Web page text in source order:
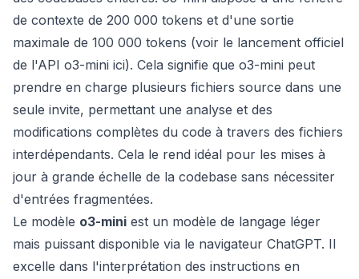
de contexte de 200 000 tokens et d'une sortie
maximale de 100 000 tokens (voir le lancement officiel
de l'API o3-mini ici). Cela signifie que o3-mini peut
prendre en charge plusieurs fichiers source dans une
seule invite, permettant une analyse et des
modifications complètes du code à travers des fichiers
interdépendants. Cela le rend idéal pour les mises à
jour à grande échelle de la codebase sans nécessiter
d'entrées fragmentées.
Le modèle o3-mini est un modèle de langage léger
mais puissant disponible via le navigateur ChatGPT. Il
excelle dans l'interprétation des instructions en